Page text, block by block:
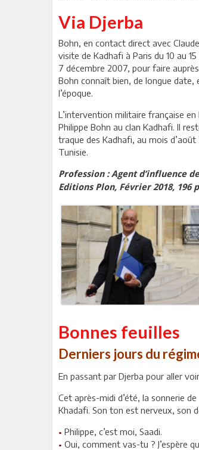
Via Djerba
Bohn, en contact direct avec
visite de Kadhafi à Paris du 10 au
7 décembre 2007, pour faire
Bohn connaît bien, de longue date,
l’époque.
L’intervention militaire française en
Philippe Bohn au clan Kadhafi. Il
traque des Kadhafi, au mois d’août
Tunisie.
Profession : Agent d’influence
Editions Plon, Février 2018, 196
Bonnes feuilles
Derniers jours du
En passant par Djerba pour aller
Cet après-midi d’été, la sonnerie
Khadafi. Son ton est nerveux, son
• Philippe, c’est moi, Saadi.
• Oui, comment vas-tu ? J’espère